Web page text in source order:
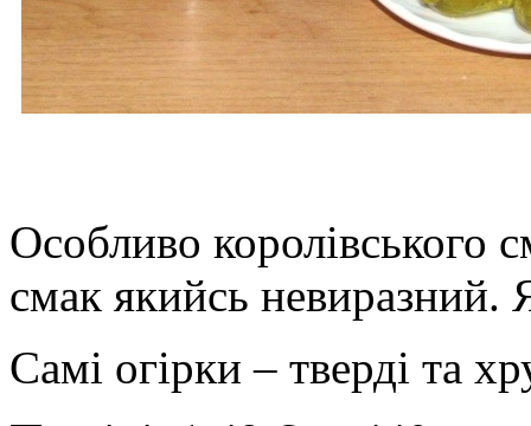
Особливо королівського
смак якийсь
Самі огірки – тверді та